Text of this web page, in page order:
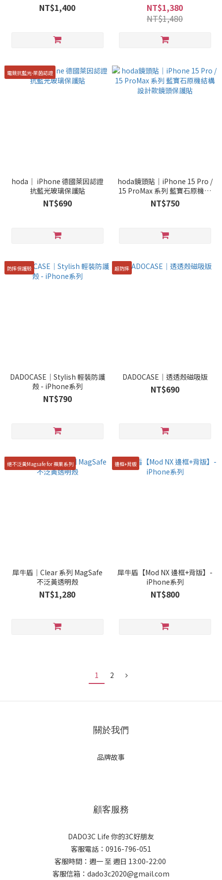
系列
NT$1,400
版】 + 四層次UV客製印刷
NT$1,380
NT$1,480
電競抗藍光-萊茵認證
hoda｜ iPhone 德國萊因認證
抗藍光玻璃保護貼
NT$690
hoda鏡頭貼｜iPhone 15 Pro /
15 ProMax 系列 藍寶石原機結
構設計款鏡頭保護貼
NT$750
防摔保護殼
DADOCASE｜Stylish 輕裝防護
殼 - iPhone系列
NT$790
超防摔
DADOCASE｜透透殼磁吸版
NT$690
絕不泛黃Magsafe for 蘋果系列
犀牛盾｜Clear 系列 MagSafe
不泛黃透明殼
NT$1,280
邊框+背版
犀牛盾【Mod NX 邊框+背版】-
iPhone系列
NT$800
1 2
關於我們
品牌故事
顧客服務
DADO3C Life 你的3C好朋友
客服電話：0916-796-051
客服時間：週一 至 週日 13:00-22:00
客服信箱：dado3c2020@gmail.com